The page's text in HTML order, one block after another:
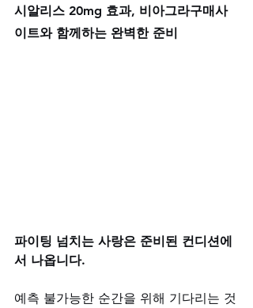
시알리스 20mg 효과, 비아그라구매사
이트와 함께하는 완벽한 준비
파이팅 넘치는 사랑은 준비된 컨디션에
서 나옵니다.
예측 불가능한 순간을 위해 기다리는 것